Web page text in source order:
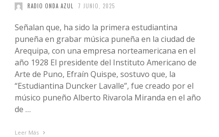
RADIO ONDA AZUL 7 JUNIO, 2025
Señalan que, ha sido la primera estudiantina
puneña en grabar música puneña en la ciudad de
Arequipa, con una empresa norteamericana en el
año 1928 El presidente del Instituto Americano de
Arte de Puno, Efraín Quispe, sostuvo que, la
“Estudiantina Duncker Lavalle”, fue creado por el
músico puneño Alberto Rivarola Miranda en el año
de …
Leer Más